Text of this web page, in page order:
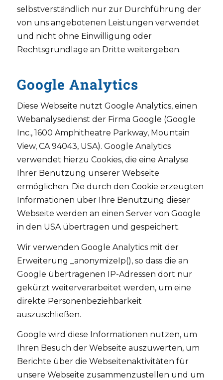
selbstverständlich nur zur Durchführung der
von uns angebotenen Leistungen verwendet
und nicht ohne Einwilligung oder
Rechtsgrundlage an Dritte weitergeben.
Google Analytics
Diese Webseite nutzt Google Analytics, einen
Webanalysedienst der Firma Google (Google
Inc., 1600 Amphitheatre Parkway, Mountain
View, CA 94043, USA). Google Analytics
verwendet hierzu Cookies, die eine Analyse
Ihrer Benutzung unserer Webseite
ermöglichen. Die durch den Cookie erzeugten
Informationen über Ihre Benutzung dieser
Webseite werden an einen Server von Google
in den USA übertragen und gespeichert.
Wir verwenden Google Analytics mit der
Erweiterung _anonymizeIp(), so dass die an
Google übertragenen IP-Adressen dort nur
gekürzt weiterverarbeitet werden, um eine
direkte Personenbeziehbarkeit
auszuschließen.
Google wird diese Informationen nutzen, um
Ihren Besuch der Webseite auszuwerten, um
Berichte über die Webseitenaktivitäten für
unsere Webseite zusammenzustellen und um